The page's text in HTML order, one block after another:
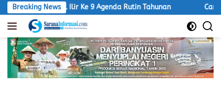
Langsung
ke
konten
Breaking News
Ilir Ke 9 Agenda Rutin Tahunan Camat Banyuasin